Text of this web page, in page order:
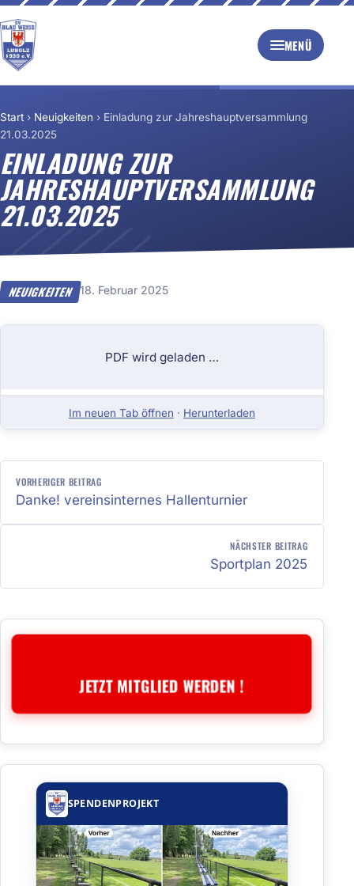
MENÜ
Start › Neuigkeiten › Einladung zur Jahreshauptversammlung
21.03.2025
EINLADUNG ZUR
JAHRESHAUPTVERSAMMLUNG
21.03.2025
NEUIGKEITEN 18. Februar 2025
PDF wird geladen …
Im neuen Tab öffnen · Herunterladen
BEITRAGSNAVIGATION
VORHERIGER BEITRAG
Danke! vereinsinternes Hallenturnier
NÄCHSTER BEITRAG
Sportplan 2025
JETZT MITGLIED WERDEN !
SPENDENPROJEKT